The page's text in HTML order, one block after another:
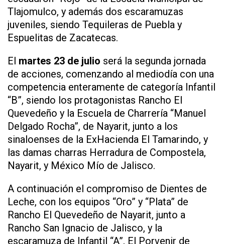
Tlajomulco, y además dos escaramuzas
juveniles, siendo Tequileras de Puebla y
Espuelitas de Zacatecas.
El martes 23 de julio será la segunda jornada
de acciones, comenzando al mediodía con una
competencia enteramente de categoría Infantil
“B”, siendo los protagonistas Rancho El
Quevedeño y la Escuela de Charrería “Manuel
Delgado Rocha”, de Nayarit, junto a los
sinaloenses de la ExHacienda El Tamarindo, y
las damas charras Herradura de Compostela,
Nayarit, y México Mío de Jalisco.
A continuación el compromiso de Dientes de
Leche, con los equipos “Oro” y “Plata” de
Rancho El Quevedeño de Nayarit, junto a
Rancho San Ignacio de Jalisco, y la
escaramuza de Infantil “A”, El Porvenir de